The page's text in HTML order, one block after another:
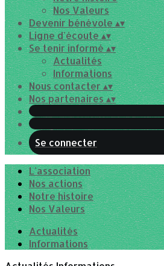
Nos Valeurs
Devenir bénévole▴▾
Ligne d'écoute▴▾
Se tenir informé▴▾
Actualités
Informations
Nous contacter▴▾
Nos partenaires▴▾
Se connecter
L'association
Nos actions
Notre histoire
Nos Valeurs
Actualités
Informations